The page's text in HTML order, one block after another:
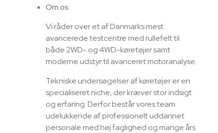
Om os
Vi råder over et af Danmarks mest
avancerede testcentre med rullefelt til
både 2WD- og 4WD-køretøjer samt
moderne udstyr til avanceret motoranalyse.
Tekniske undersøgelser af køretøjer er en
specialiseret niche, der kræver stor indsigt
og erfaring. Derfor består vores team
udelukkende af professionelt uddannet
personale med høj faglighed og mange års